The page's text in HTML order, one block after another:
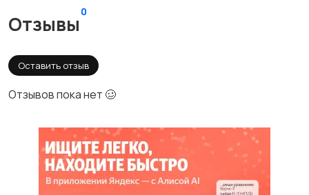
Отзывы
0
Оставить отзыв
Отзывов пока нет 🥴